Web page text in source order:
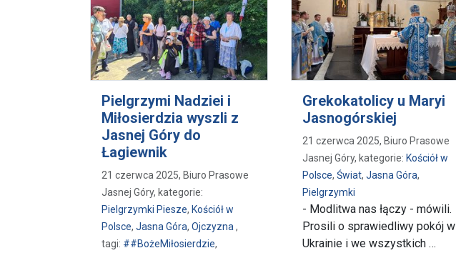
Pielgrzymi Nadziei i
Miłosierdzia wyszli z
Jasnej Góry do
Łagiewnik
21 czerwca 2025, Biuro Prasowe
Jasnej Góry, kategorie:
Pielgrzymki Piesze, Kościół w
Polsce, Jasna Góra, Ojczyzna,
tagi: ##BożeMiłosierdzie,
Grekokatolicy u Maryi
Jasnogórskiej
21 czerwca 2025, Biuro Prasowe
Jasnej Góry, kategorie: Kościół w
Polsce, Świat, Jasna Góra,
Pielgrzymki
- Modlitwa nas łączy - mówili.
Prosili o sprawiedliwy pokój w
Ukrainie i we wszystkich …